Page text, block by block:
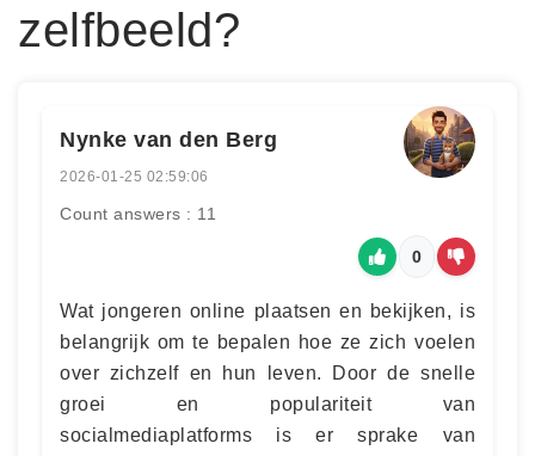
zelfbeeld?
Nynke van den Berg
2026-01-25 02:59:06
Count answers : 11
0
Wat jongeren online plaatsen en bekijken, is
belangrijk om te bepalen hoe ze zich voelen
over zichzelf en hun leven. Door de snelle
groei en populariteit van
socialmediaplatforms is er sprake van